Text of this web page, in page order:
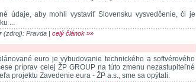
údaje, aby mohli vystaviť Slovensku vysvedčenie, či je
...
(zdroj): Pravda | celý článok »»
euro je vybudovanie technického a softvérového
príprav celej ŽP GROUP na túto zmenu nezastupiteľné
projektu Zavedenie eura - ŽP a.s., sme sa opýtali: